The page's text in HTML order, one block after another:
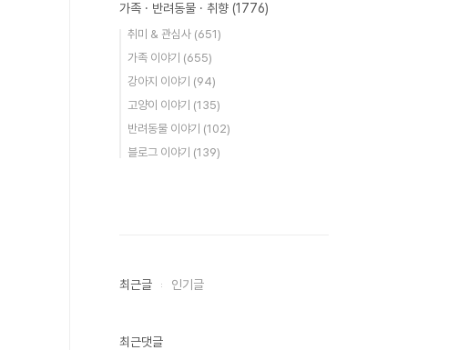
가족 · 반려동물 · 취향 (1776)
취미 & 관심사 (651)
가족 이야기 (655)
강아지 이야기 (94)
고양이 이야기 (135)
반려동물 이야기 (102)
블로그 이야기 (139)
최근글 인기글
최근댓글